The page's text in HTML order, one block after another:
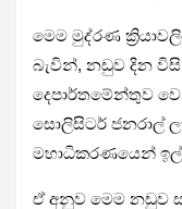
මෙම මුද්රණ
බැවින්, නඩුව දින
දෙපාර්තමේන්තුව
සොලිසිටර් ජනරාල්
මහාධිකරණයෙන්
ඒ අනුව මෙම නඩුව